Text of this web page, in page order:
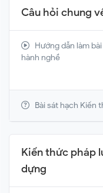
Câu hỏi chung
Hướng dẫn làm
hành nghề
Bài sát hạch Kiến
Kiến thức pháp
dựng